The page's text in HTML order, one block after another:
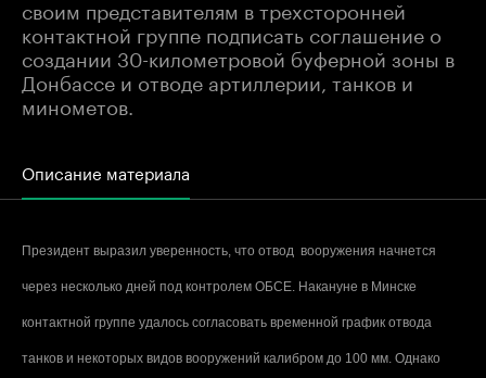
своим представителям в трехсторонней
контактной группе подписать соглашение о
создании 30-километровой буферной зоны в
Донбассе и отводе артиллерии, танков и
минометов.
Описание материала
Президент выразил уверенность, что отвод вооружения начнется
через несколько дней под контролем ОБСЕ. Накануне в Минске
контактной группе удалось согласовать временной график отвода
танков и некоторых видов вооружений калибром до 100 мм. Однако